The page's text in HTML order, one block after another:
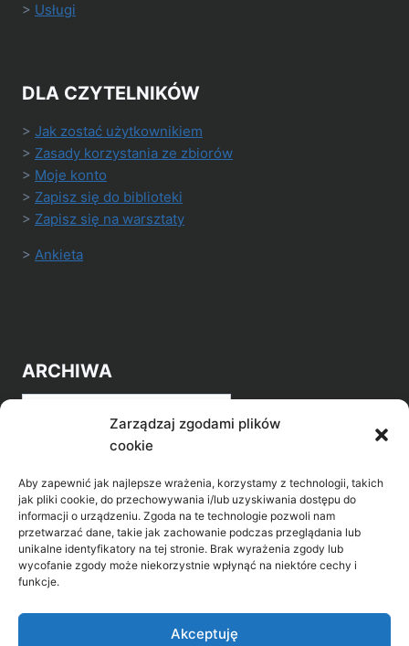
Zarządzaj zgodami plików
cookie
Aby zapewnić jak najlepsze wrażenia, korzystamy z technologii, takich
jak pliki cookie, do przechowywania i/lub uzyskiwania dostępu do
informacji o urządzeniu. Zgoda na te technologie pozwoli nam
przetwarzać dane, takie jak zachowanie podczas przeglądania lub
unikalne identyfikatory na tej stronie. Brak wyrażenia zgody lub
wycofanie zgody może niekorzystnie wpłynąć na niektóre cechy i
funkcje.
Akceptuję
> Usługi
DLA CZYTELNIKÓW
> Jak zostać użytkownikiem
> Zasady korzystania ze zbiorów
> Moje konto
> Zapisz się do biblioteki
> Zapisz się na warsztaty
> Ankieta
ARCHIWA
Archiwa
POZNAJ LEPIEJ NASZ REGION
>Gołdap Mazurski Zdrój